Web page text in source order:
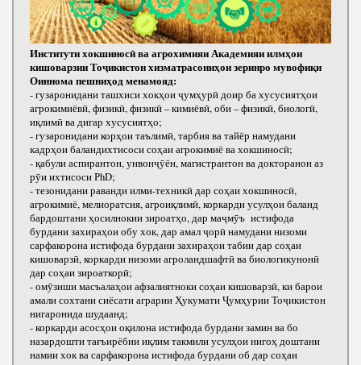
Институти хокшиносӣ ва агрохимияи Академияи илмҳои
кишоварзии Тоҷикистон хизматрасониҳои зеринро мувофиқи
Оиннома пешниҳод менамояд:
- гузаронидани ташхиси хокҳои ҷумҳурӣ доир ба хусусиятҳои
агрокимиёвӣ, физикӣ, физикӣ – кимиёвӣ, оби – физикӣ, биологӣ,
иқлимӣ ва дигар хусусиятҳо;
- гузаронидани корҳои таълимӣ, тарбия ва тайёр намудани
кадрҳои баландихтисоси соҳаи агрокимиё ва хокшиносӣ;
- қабули аспирантон, унвонҷӯён, магистрантон ва докторанон аз
рӯи ихтисоси РhD;
- тезонидани раванди илми-техникӣ дар соҳаи хокшиносӣ,
агрокимиё, мелиоратсия, агроиқлимӣ, коркарди усулҳои баланд
бардоштани ҳосилнокии зироатҳо, дар маҷмӯъ истифода
бурдани захираҳои обу хок, дар амал ҷорӣ намудани низоми
сарфакорона истифода бурдани захираҳои табии дар соҳаи
кишоварзӣ, коркарди низоми агроландшафтӣ ва биологикунонӣ
дар соҳаи зироаткорӣ;
- омӯзиши масъалаҳои афзалиятноки соҳаи кишоварзӣ, ки барои
амали сохтани сиёсати аграрии Ҳукумати Ҷумҳурии Тоҷикистон
нигаронида шудаанд;
- коркарди асосҳои оқилона истифода бурдани замин ва бо
назардошти тағъирёбии иқлим такмили усулҳои нигоҳ доштани
намии хок ва сарфакорона истифода бурдани об дар соҳаи